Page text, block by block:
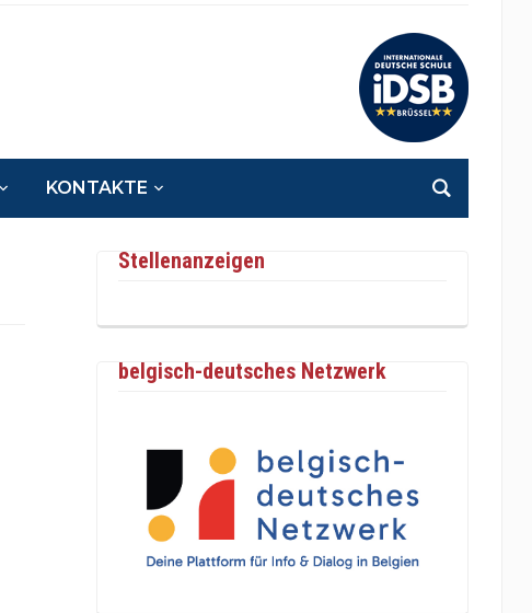
KONTAKTE
Stellenanzeigen
belgisch-deutsches Netzwerk